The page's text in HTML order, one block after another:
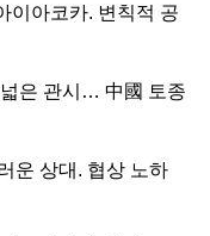
이아코카. 변칙적 공
은 관시… 中國 토종
운 상대. 협상 노하